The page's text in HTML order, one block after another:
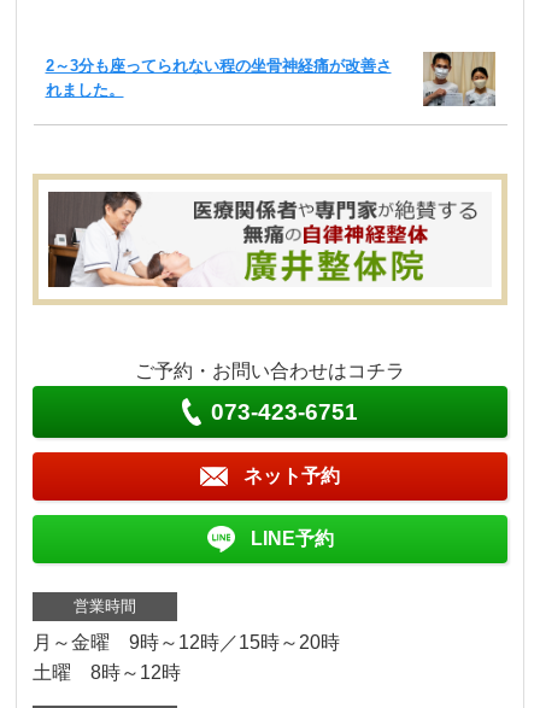
2～3分も座ってられない程の坐骨神経痛が改善さ
れました。
ご予約・お問い合わせはコチラ
073-423-6751
ネット予約
LINE予約
営業時間
月～金曜 9時～12時／15時～20時
土曜 8時～12時